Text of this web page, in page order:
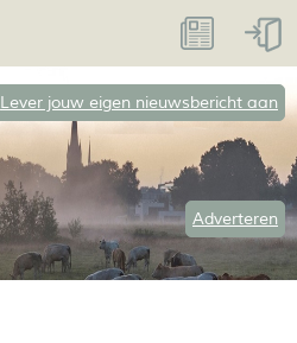
Lever jouw eigen nieuwsbericht aan
Adverteren